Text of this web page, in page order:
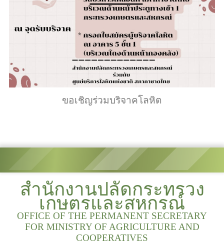
ขอเชิญร่วมบริจาคโลหิต
สำนักงานปลัดกระทรวง
เกษตรและสหกรณ์
OFFICE OF THE PERMANENT SECRETARY
FOR MINISTRY OF AGRICULTURE AND
COOPERATIVES